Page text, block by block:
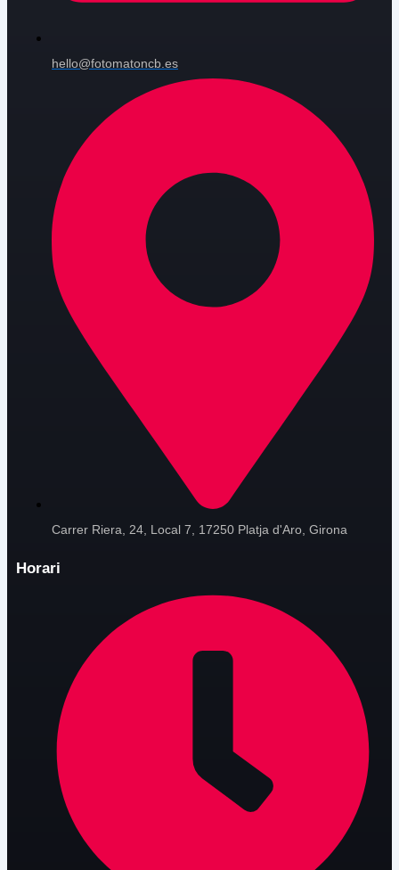
hello@fotomatoncb.es
Carrer Riera, 24, Local 7, 17250 Platja d'Aro, Girona
Horari